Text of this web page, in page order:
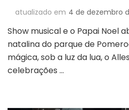
atualizado em 4 de dezembro
Show musical e o Papai Noel
natalina do parque de
mágica, sob a luz da lua, o
celebrações …